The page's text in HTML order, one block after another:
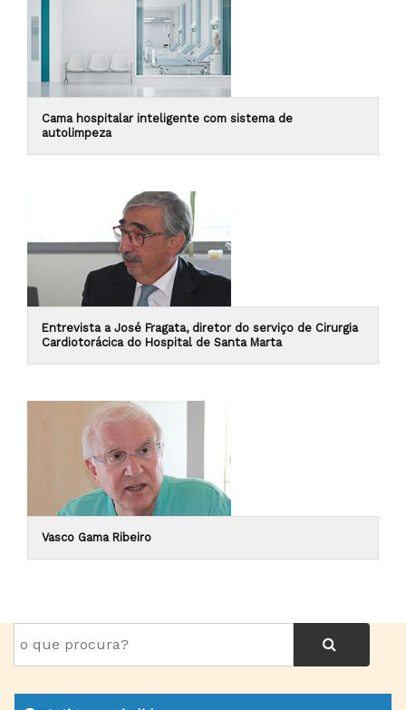
Cama hospitalar inteligente com sistema de
autolimpeza
Entrevista a José Fragata, diretor do serviço de Cirurgia
Cardiotorácica do Hospital de Santa Marta
Vasco Gama Ribeiro